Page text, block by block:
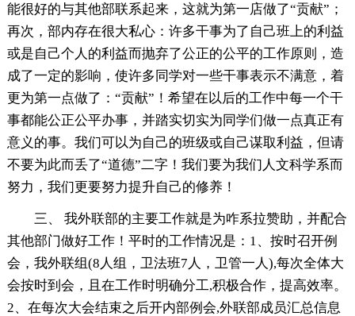
能很好的与其他部联系起来，这就为第一店做了“贡献”；
再次，部内存在很大私心：许多干事为了自己班上的利益
或是自己个人的利益而抛弃了公正的公平的工作原则，造
成了一定的影响，使许多同学对一些干事表示不满意，着
更为第一点做了：“贡献”！希望在以后的工作中每一个干
事都能公正公平办事，并踏实切实为同学们做一点真正有
意义的事。我们可以为自己的班级或自己谋取利益，但请
不要为此而丢了“道德”二字！我们要为我们人文科学系而
努力，我们更要努力提升自己的修养！
三、 我外联部的主要工作就是为咋系拉赞助，并配合
其他部门做好工作！平时的工作情况是：1、按时召开例
会，我外联组(8人组，卫法班7人，卫管一人),每次全体大
会按时到会，且在工作时明确分工,积极合作，提高效率。
2、在每次大会结束之后开内部例会,外联部成员汇总信息